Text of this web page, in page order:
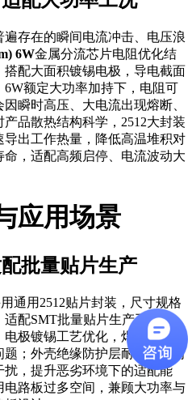
存在的瞬间电流冲击、电压浪
6W金属分流芯片电阻优化结
配大面积镀锡电极，导电截面
额定大功率加持下，电阻可
瞬时高压、大电流出现熔断、
品散热结构科学，2512大封装
出工作热量，降低高温堆积对
，适配高频启停、电流波动大
应用场景
批量贴片生产
通用2512贴片封装，尺寸规格
配SMT批量贴片生产工艺。
极镀锡工艺优化，焊接润湿性
；外壳绝缘防护层耐高温、耐
，提升恶劣环境下的适配能
路板过多空间，兼顾大功率与